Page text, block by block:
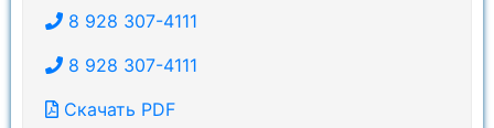
8 928 307-4111
8 928 307-4111
Скачать PDF